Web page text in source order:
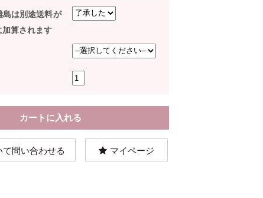
島は別途送料が
算されます
問い合わせる マイページ